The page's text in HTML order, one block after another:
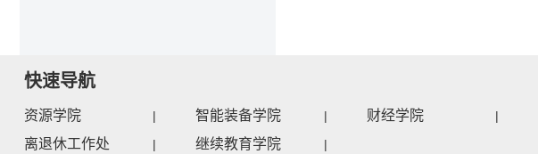
快速导航
资源学院 | 智能装备学院 | 财经学院 |
离退休工作处
| 继续教育学院 |